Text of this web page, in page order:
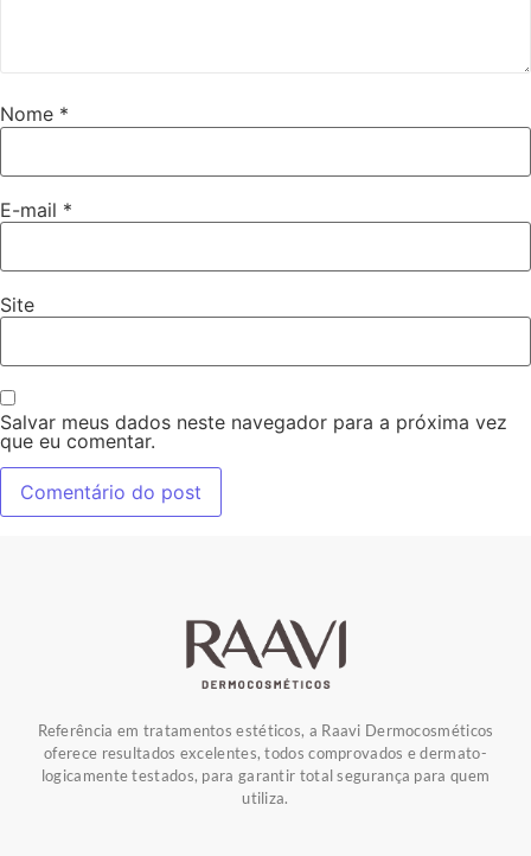
Nome *
E-mail *
Site
Salvar meus dados neste navegador para a próxima vez
que eu comentar.
Referência em tratamentos estéticos, a Raavi Dermocosméticos
oferece resultados excelentes, todos comprovados e dermato-
logicamente testados, para garantir total segurança para quem
utiliza.